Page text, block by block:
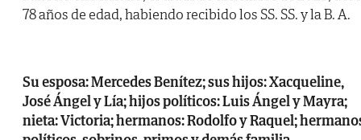
78 años de edad, habiendo recibido los SS. SS. y la B. A.
Su esposa: Mercedes Benítez; sus hijos: Xacqueline,
José Ángel y Lía; hijos políticos: Luis Ángel y Mayra;
nieta: Victoria; hermanos: Rodolfo y Raquel;